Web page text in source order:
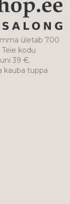
ületab 700
kodu
39 €.
kauba tuppa